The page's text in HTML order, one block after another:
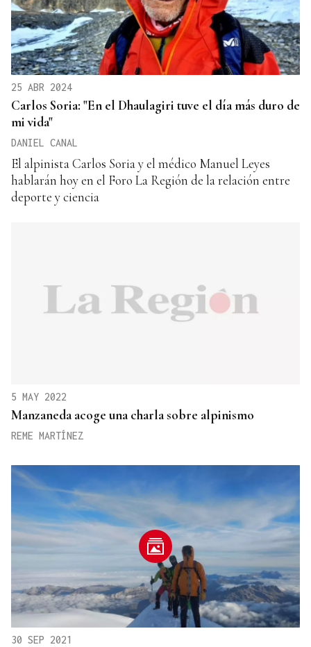
25 ABR 2024
Carlos Soria: "En el Dhaulagiri tuve el día más duro de
mi vida"
DANIEL CANAL
El alpinista Carlos Soria y el médico Manuel Leyes
hablarán hoy en el Foro La Región de la relación entre
deporte y ciencia
5 MAY 2022
Manzaneda acoge una charla sobre alpinismo
REME MARTÍNEZ
30 SEP 2021